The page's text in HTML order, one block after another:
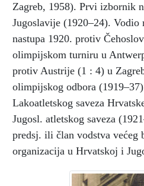
Zagreb, 1958). Prvi izbornik
Jugoslavije (1920–24). Vodio
nastupa 1920. protiv
olimpijskom turniru u
protiv Austrije (1 : 4) u
olimpijskog odbora
Lakoatletskog saveza
Jugosl. atletskog saveza
predsj. ili član vodstva većeg
organizacija u Hrvatskoj i